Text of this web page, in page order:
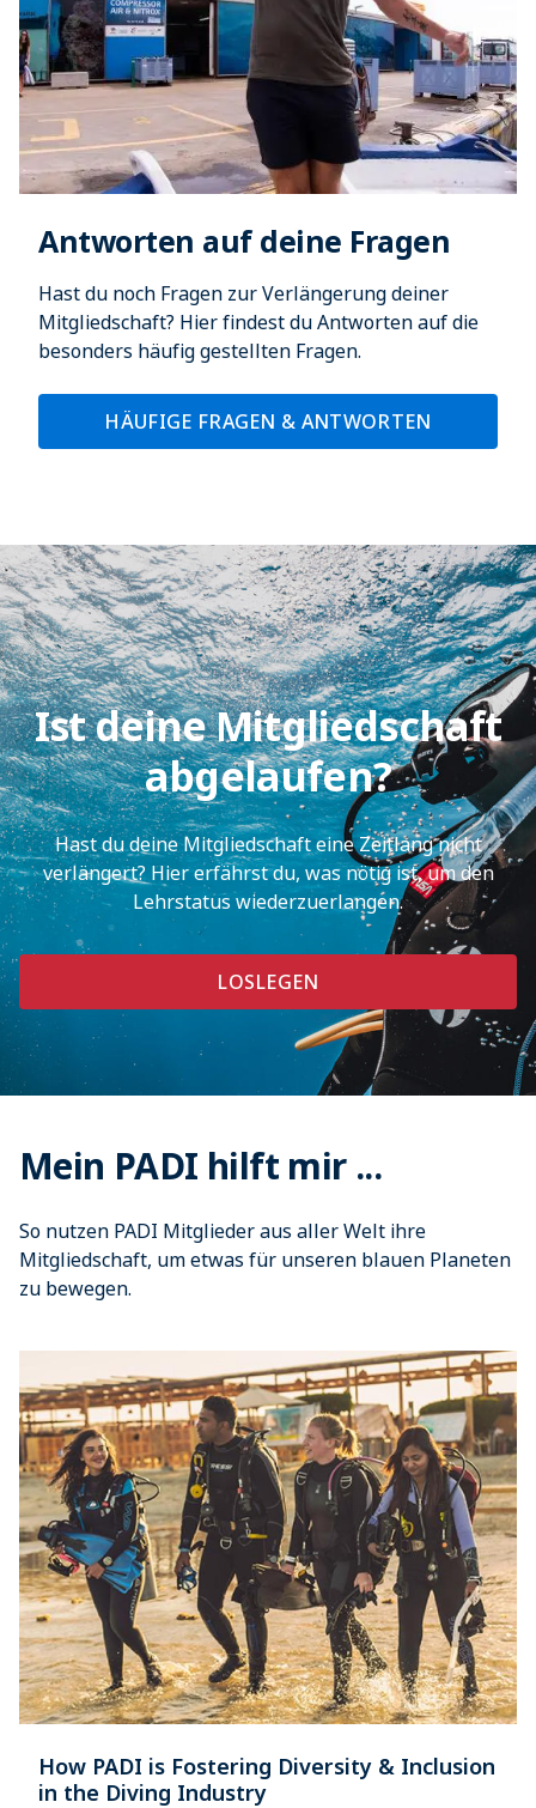
Antworten auf deine Fragen
Hast du noch Fragen zur Verlängerung deiner
Mitgliedschaft? Hier findest du Antworten auf die
besonders häufig gestellten Fragen.
HÄUFIGE FRAGEN & ANTWORTEN
Ist deine Mitgliedschaft
abgelaufen?
Hast du deine Mitgliedschaft eine Zeitlang nicht
verlängert? Hier erfährst du, was nötig ist, um den
Lehrstatus wiederzuerlangen.
LOSLEGEN
Mein PADI hilft mir ...
So nutzen PADI Mitglieder aus aller Welt ihre
Mitgliedschaft, um etwas für unseren blauen Planeten
zu bewegen.
How PADI is Fostering Diversity & Inclusion
in the Diving Industry